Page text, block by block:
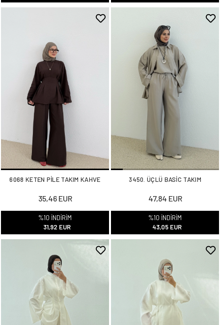
6068 KETEN PİLE TAKIM KAHVE
35,46 EUR
%10 İNDİRİM
31,92 EUR
3450. ÜÇLÜ BASİC TAKIM
47,84 EUR
%10 İNDİRİM
43,05 EUR